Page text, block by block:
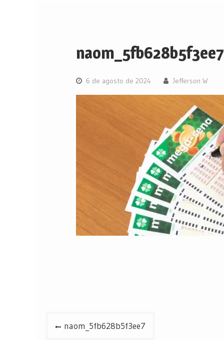
naom_5fb628b5f3ee7
6 de agosto de 2024 Jefferson W
Navegação
naom_5fb628b5f3ee7